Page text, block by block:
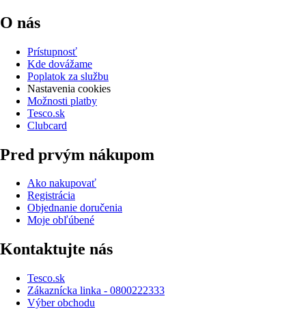
O nás
Prístupnosť
Kde dovážame
Poplatok za službu
Nastavenia cookies
Možnosti platby
Tesco.sk
Clubcard
Pred prvým nákupom
Ako nakupovať
Registrácia
Objednanie doručenia
Moje obľúbené
Kontaktujte nás
Tesco.sk
Zákaznícka linka - 0800222333
Výber obchodu